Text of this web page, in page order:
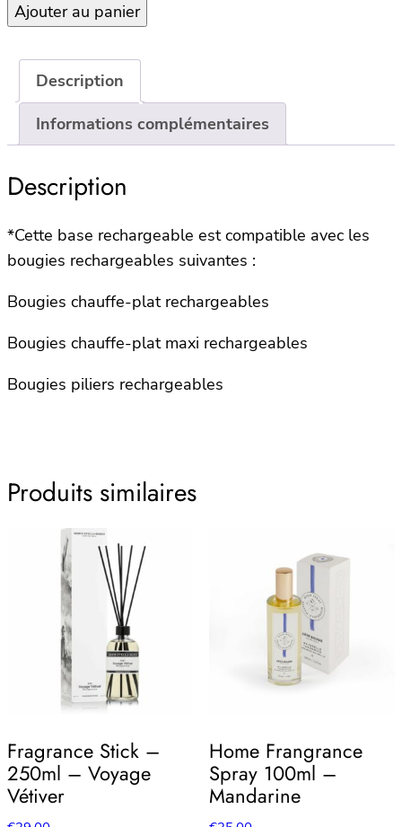
LED
Base
USB-
Ajouter au panier
Description
Informations complémentaires
Description
*Cette base rechargeable est compatible avec les
bougies rechargeables suivantes :
Bougies chauffe-plat rechargeables
Bougies chauffe-plat maxi rechargeables
Bougies piliers rechargeables
Produits similaires
Fragrance Stick –
250ml – Voyage
Vétiver
Home Frangrance
Spray 100ml –
Mandarine